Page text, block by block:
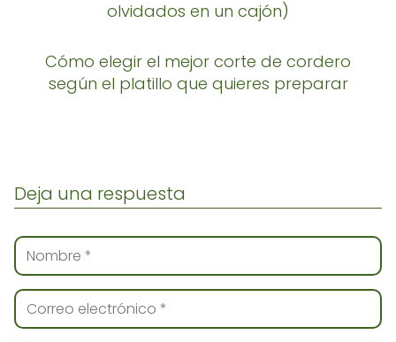
olvidados en un cajón)
Cómo elegir el mejor corte de cordero
según el platillo que quieres preparar
Deja una respuesta